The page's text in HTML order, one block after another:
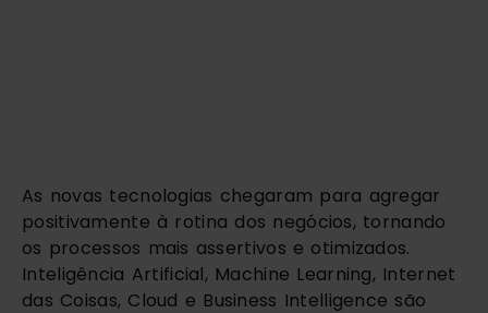
As novas tecnologias chegaram para agregar
positivamente à rotina dos negócios, tornando
os processos mais assertivos e otimizados.
Inteligência Artificial, Machine Learning, Internet
das Coisas, Cloud e Business Intelligence são